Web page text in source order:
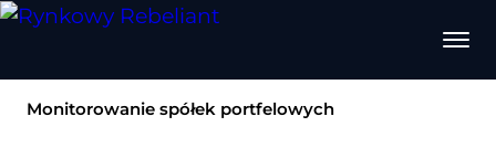
Monitorowanie spółek portfelowych